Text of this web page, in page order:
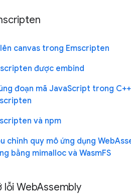
canvas trong Emscripten
được embind
đoạn mã JavaScript trong
và npm
chỉnh quy mô ứng dụng
bằng mimalloc và WasmFS
lỗi WebAssembly